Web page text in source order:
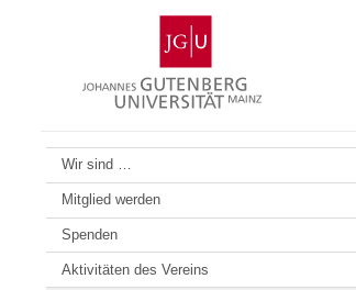
Gutenberg-
Universität
Mainz
Wir sind …
Mitglied werden
Spenden
Aktivitäten des Vereins